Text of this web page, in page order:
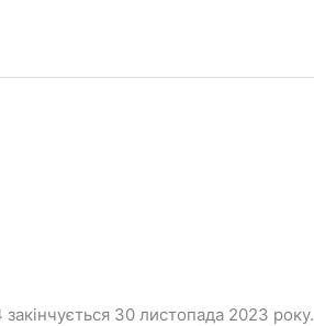
30 листопада 2023 року.